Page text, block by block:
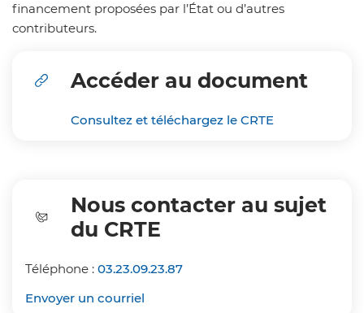
financement proposées par l’État ou d’autres
contributeurs.
Accéder au document
Consultez et téléchargez le CRTE
Nous contacter au sujet
du CRTE
Téléphone : 03.23.09.23.87
Envoyer un courriel